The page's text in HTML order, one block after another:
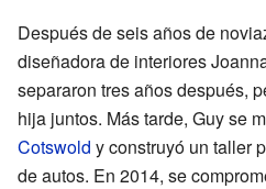
Después de seis años de
diseñadora de interiores
separaron tres años después,
hija juntos. Más tarde, Guy se
Cotswold y construyó un taller
de autos. En 2014, se